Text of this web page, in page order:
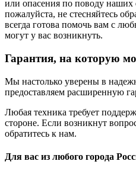
или опасения по поводу наших
пожалуйста, не стесняйтесь
всегда готова помочь вам с
могут у вас возникнуть.
Гарантия, на которую
Мы настолько уверены в
предоставляем расширенную
Любая техника требует
стороне. Если возникнут
обратитесь к нам.
Для вас из любого города